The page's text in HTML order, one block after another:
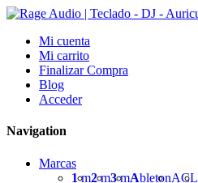
Mi cuenta
Mi carrito
Finalizar Compra
Blog
Acceder
Navigation
Marcas
1m2m3mAbletonACL